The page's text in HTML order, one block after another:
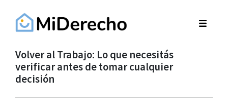
Volver al Trabajo: Lo que necesitás
verificar antes de tomar cualquier
decisión